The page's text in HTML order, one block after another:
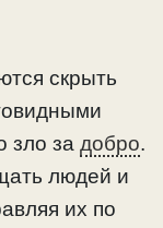
скрыть
зло за добро.
людей и
их по